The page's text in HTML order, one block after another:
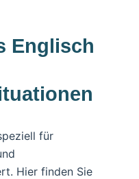
Englisch
für
Hier finden Sie